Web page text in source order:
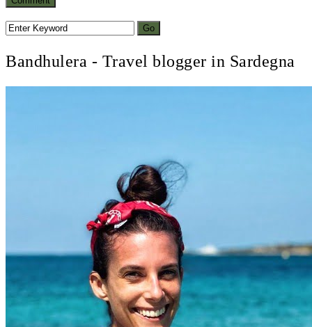
Bandhulera - Travel blogger in Sardegna